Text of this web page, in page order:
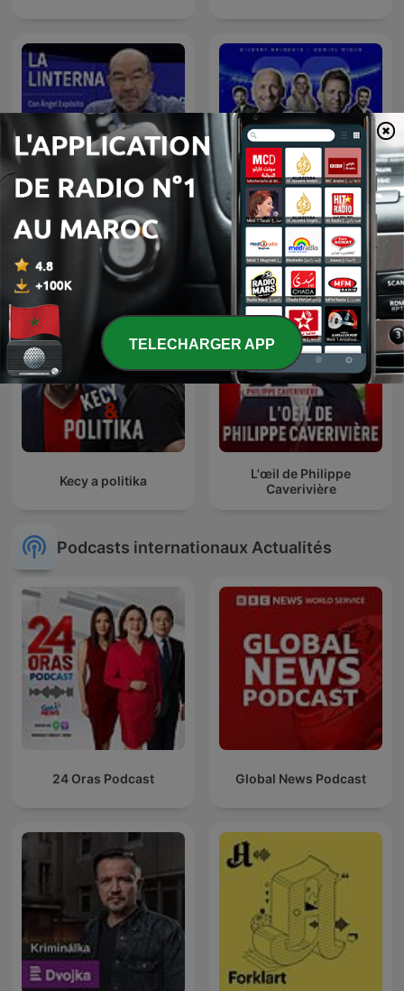
La Linterna L'After Foot
Kecy a politika
L'œil de Philippe
Caverivière
Podcasts internationaux Actualités
24 Oras Podcast Global News Podcast
TELECHARGER APP